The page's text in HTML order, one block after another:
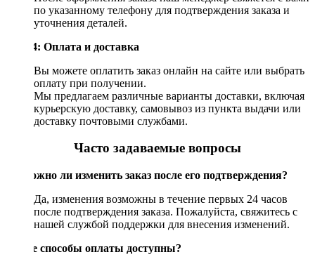
по указанному телефону для подтверждения заказа и
уточнения деталей.
Шаг 4: Оплата и доставка
Вы можете оплатить заказ онлайн на сайте или выбрать
оплату при получении.
Мы предлагаем различные варианты доставки, включая
курьерскую доставку, самовывоз из пункта выдачи или
доставку почтовыми службами.
Часто задаваемые вопросы
Возможно ли изменить заказ после его подтверждения?
Да, изменения возможны в течение первых 24 часов
после подтверждения заказа. Пожалуйста, свяжитесь с
нашей службой поддержки для внесения изменений.
Какие способы оплаты доступны?